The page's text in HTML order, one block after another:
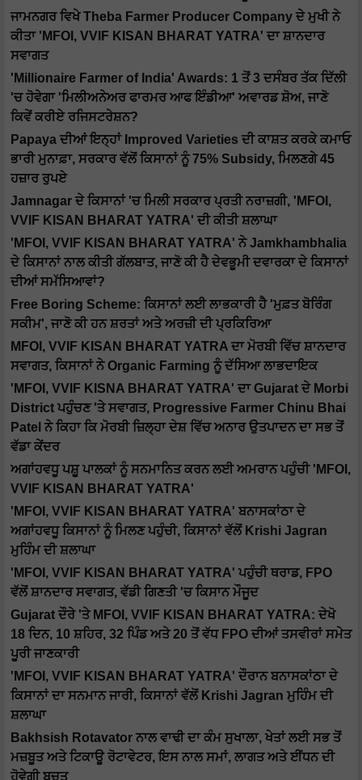
ਜਾਮਨਗਰ ਵਿਖੇ Theba Farmer Producer Company ਦੇ ਮੁਖੀ ਨੇ
ਕੀਤਾ 'MFOI, VVIF KISAN BHARAT YATRA' ਦਾ ਸ਼ਾਨਦਾਰ
ਸਵਾਗਤ
'Millionaire Farmer of India' Awards: 1 ਤੋਂ 3 ਦਸੰਬਰ ਤੱਕ ਦਿੱਲੀ
'ਚ ਹੋਵੇਗਾ 'ਮਿਲੀਅਨੇਅਰ ਫਾਰਮਰ ਆਫ ਇੰਡੀਆ' ਅਵਾਰਡ ਸ਼ੋਅ, ਜਾਣੋ
ਕਿਵੇਂ ਕਰੀਏ ਰਜਿਸਟਰੇਸ਼ਨ?
Papaya ਦੀਆਂ ਇਨ੍ਹਾਂ Improved Varieties ਦੀ ਕਾਸ਼ਤ ਕਰਕੇ ਕਮਾਓ
ਭਾਰੀ ਮੁਨਾਫ਼ਾ, ਸਰਕਾਰ ਵੱਲੋਂ ਕਿਸਾਨਾਂ ਨੂੰ 75% Subsidy, ਮਿਲਣਗੇ 45
ਹਜ਼ਾਰ ਰੁਪਏ
Jamnagar ਦੇ ਕਿਸਾਨਾਂ 'ਚ ਮਿਲੀ ਸਰਕਾਰ ਪ੍ਰਤੀ ਨਰਾਜ਼ਗੀ, 'MFOI,
VVIF KISAN BHARAT YATRA' ਦੀ ਕੀਤੀ ਸ਼ਲਾਘਾ
'MFOI, VVIF KISAN BHARAT YATRA' ਨੇ Jamkhambhalia
ਦੇ ਕਿਸਾਨਾਂ ਨਾਲ ਕੀਤੀ ਗੱਲਬਾਤ, ਜਾਣੋ ਕੀ ਹੈ ਦੇਵਭੂਮੀ ਦਵਾਰਕਾ ਦੇ ਕਿਸਾਨਾਂ
ਦੀਆਂ ਸਮੱਸਿਆਵਾਂ?
Free Boring Scheme: ਕਿਸਾਨਾਂ ਲਈ ਲਾਭਕਾਰੀ ਹੈ 'ਮੁਫ਼ਤ ਬੋਰਿੰਗ
ਸਕੀਮ', ਜਾਣੋ ਕੀ ਹਨ ਸ਼ਰਤਾਂ ਅਤੇ ਅਰਜ਼ੀ ਦੀ ਪ੍ਰਕਿਰਿਆ
MFOI, VVIF KISAN BHARAT YATRA ਦਾ ਮੋਰਬੀ ਵਿੱਚ ਸ਼ਾਨਦਾਰ
ਸਵਾਗਤ, ਕਿਸਾਨਾਂ ਨੇ Organic Farming ਨੂੰ ਦੱਸਿਆ ਲਾਭਦਾਇਕ
'MFOI, VVIF KISNA BHARAT YATRA' ਦਾ Gujarat ਦੇ Morbi
District ਪਹੁੰਚਣ 'ਤੇ ਸਵਾਗਤ, Progressive Farmer Chinu Bhai
Patel ਨੇ ਕਿਹਾ ਕਿ ਮੋਰਬੀ ਜ਼ਿਲ੍ਹਾ ਦੇਸ਼ ਵਿੱਚ ਅਨਾਰ ਉਤਪਾਦਨ ਦਾ ਸਭ ਤੋਂ
ਵੱਡਾ ਕੇਂਦਰ
ਅਗਾਂਹਵਧੂ ਪਸ਼ੂ ਪਾਲਕਾਂ ਨੂੰ ਸਨਮਾਨਿਤ ਕਰਨ ਲਈ ਅਮਰਾਨ ਪਹੁੰਚੀ 'MFOI,
VVIF KISAN BHARAT YATRA'
'MFOI, VVIF KISAN BHARAT YATRA' ਬਨਾਸਕਾਂਠਾ ਦੇ
ਅਗਾਂਹਵਧੂ ਕਿਸਾਨਾਂ ਨੂੰ ਮਿਲਣ ਪਹੁੰਚੀ, ਕਿਸਾਨਾਂ ਵੱਲੋਂ Krishi Jagran
ਮੁਹਿੰਮ ਦੀ ਸ਼ਲਾਘਾ
'MFOI, VVIF KISAN BHARAT YATRA' ਪਹੁੰਚੀ ਥਰਾਡ, FPO
ਵੱਲੋਂ ਸ਼ਾਨਦਾਰ ਸਵਾਗਤ, ਵੱਡੀ ਗਿਣਤੀ 'ਚ ਕਿਸਾਨ ਮੌਜੂਦ
Gujarat ਦੌਰੇ 'ਤੇ MFOI, VVIF KISAN BHARAT YATRA: ਦੇਖੋ
18 ਦਿਨ, 10 ਸ਼ਹਿਰ, 32 ਪਿੰਡ ਅਤੇ 20 ਤੋਂ ਵੱਧ FPO ਦੀਆਂ ਤਸਵੀਰਾਂ ਸਮੇਤ
ਪੂਰੀ ਜਾਣਕਾਰੀ
'MFOI, VVIF KISAN BHARAT YATRA' ਦੌਰਾਨ ਬਨਾਸਕਾਂਠਾ ਦੇ
ਕਿਸਾਨਾਂ ਦਾ ਸਨਮਾਨ ਜਾਰੀ, ਕਿਸਾਨਾਂ ਵੱਲੋਂ Krishi Jagran ਮੁਹਿੰਮ ਦੀ
ਸ਼ਲਾਘਾ
Bakhsish Rotavator ਨਾਲ ਵਾਢੀ ਦਾ ਕੰਮ ਸੁਖਾਲਾ, ਖੇਤਾਂ ਲਈ ਸਭ ਤੋਂ
ਮਜ਼ਬੂਤ ​​ਅਤੇ ਟਿਕਾਊ ਰੋਟਾਵੇਟਰ, ਇਸ ਨਾਲ ਸਮਾਂ, ਲਾਗਤ ਅਤੇ ਈਂਧਨ ਦੀ
ਹੋਵੇਗੀ ਬਚਤ